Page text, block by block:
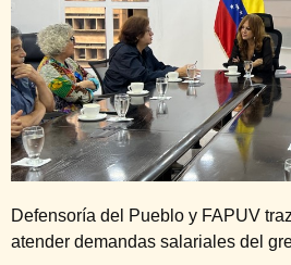
Defensoría del Pueblo y FAPUV
atender demandas salariales del